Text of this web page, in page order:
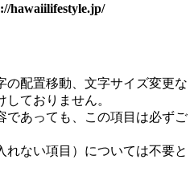
hawaiilifestyle.jp/
配置移動、文字サイズ変更な
ておりません。
あっても、この項目は必ずご
ない項目）については不要と